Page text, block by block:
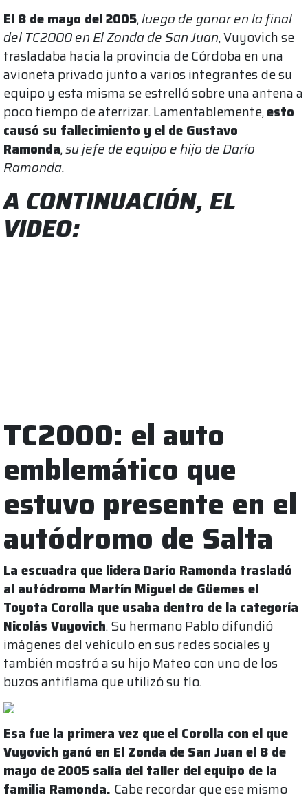
El 8 de mayo del 2005,luego de ganar en la final
del TC2000 en El Zonda de San Juan, Vuyovich se
trasladaba hacia la provincia de Córdoba en una
avioneta privado junto a varios integrantes de su
equipo y esta misma se estrelló sobre una antena a
poco tiempo de aterrizar. Lamentablemente,esto
causó su fallecimiento y el de Gustavo
Ramonda,su jefe de equipo e hijo de Darío
Ramonda.
A CONTINUACIÓN, EL
VIDEO:
TC2000: el auto
emblemático que
estuvo presente en el
autódromo de Salta
La escuadra que lidera Darío Ramonda trasladó
al autódromo Martín Miguel de Güemes el
Toyota Corolla que usaba dentro de la categoría
Nicolás Vuyovich. Su hermano Pablo difundió
imágenes del vehículo en sus redes sociales y
también mostró a su hijo Mateo con uno de los
buzos antiflama que utilizó su tío.
Esa fue la primera vez que el Corolla con el que
Vuyovich ganó en El Zonda de San Juan el 8 de
mayo de 2005 salía del taller del equipo de la
familia Ramonda. Cabe recordar que ese mismo